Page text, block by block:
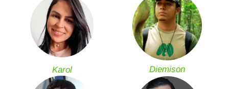
Karol Diemison